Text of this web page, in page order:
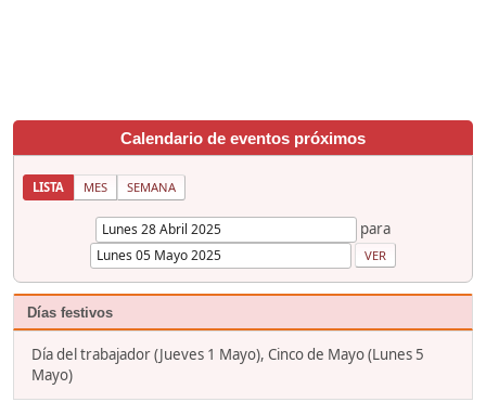
Calendario de eventos próximos
LISTA MES SEMANA
para
Días festivos
Día del trabajador (Jueves 1 Mayo), Cinco de Mayo (Lunes 5
Mayo)